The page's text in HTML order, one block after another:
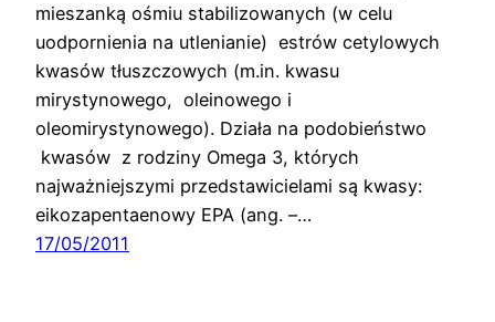
mieszanką ośmiu stabilizowanych (w celu
uodpornienia na utlenianie) estrów cetylowych
kwasów tłuszczowych (m.in. kwasu
mirystynowego, oleinowego i
oleomirystynowego). Działa na podobieństwo
kwasów z rodziny Omega 3, których
najważniejszymi przedstawicielami są kwasy:
eikozapentaenowy EPA (ang. –…
17/05/2011